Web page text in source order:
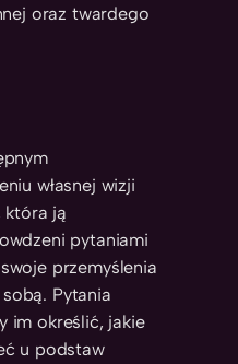
oraz twardego
własnej wizji
która ją
pytaniami
przemyślenia
Pytania
im określić, jakie
u podstaw